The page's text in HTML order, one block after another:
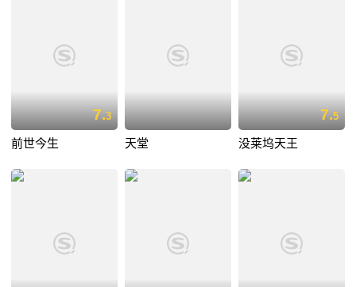
7.3
前世今生 天堂
7.5
没莱坞天王